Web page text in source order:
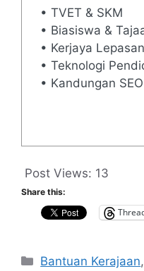
• TVET & SKM
• Biasiswa &
• Kerjaya
• Teknologi
• Kandungan
Post Views: 13
Share this:
Categories
Bantuan Kerajaan,